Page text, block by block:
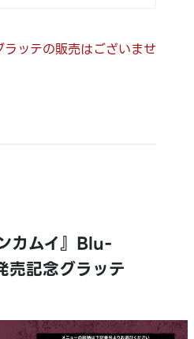
ッテの販売はございませ
カムイ』Blu-
記念グラッテ